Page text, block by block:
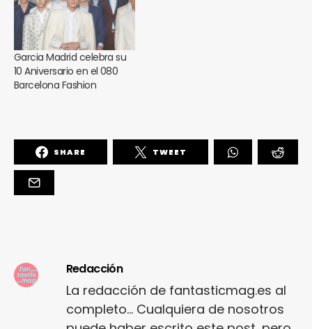
Garcia Madrid celebra su
10 Aniversario en el 080
Barcelona Fashion
SHARE TWEET
Redacción
La redacción de fantasticmag.es al
completo... Cualquiera de nosotros